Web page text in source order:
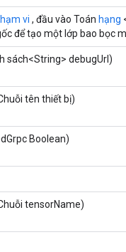
vi , đầu vào Toán hạng
để tạo một lớp bao bọc
sách<String> debugUrl)
tên thiết bị)
Boolean)
tensorName)